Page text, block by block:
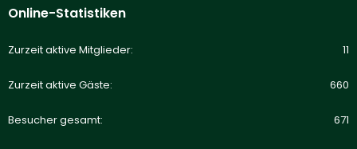
Online-Statistiken
Zurzeit aktive Mitglieder 11
Zurzeit aktive Gäste 660
Besucher gesamt 671